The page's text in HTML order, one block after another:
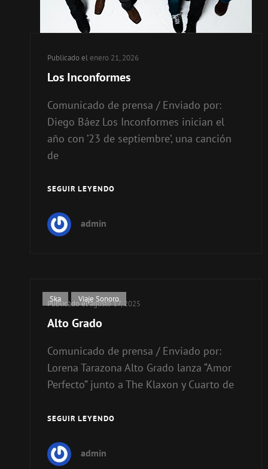
Publicado elenero 21, 2026
Los Inconformes
Comunicado de prensa / Enviado por:
Diego Báez Los Inconformes inician el
año con ’23 de septiembre’, una canción
de
SEGUIR LEYENDO
admin
Enlaces
categorías
Ska , Viaje Sonoro
Publicado elagosto 17, 2025
Alto Grado
Comunicado de prensa / Enviado por:
Lorena Tarazona Alto Grado lanza “Amor
Perfecto” junto a The Klaxon y Cuarto de
SEGUIR LEYENDO
admin